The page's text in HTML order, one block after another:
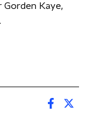
Kaye,